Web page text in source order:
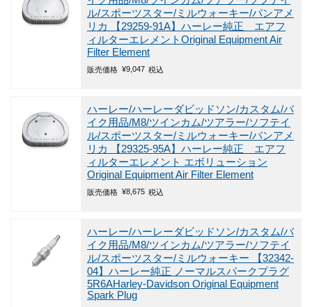
ル/スポーツスター/ミルウォーキー/パンアメ
リカ
【29259-91A】ハーレー純正 エアフ
ィルターエレメントOriginal Equipment Air
Filter Element
販売価格 ¥9,047 税込
ハーレー/ハーレーダビッドソン/カスタム/バ
イク用品/M8/ツインカム/ツアラー/ソフテイ
ル/スポーツスター/ミルウォーキー/パンアメ
リカ
【29325-95A】ハーレー純正 エアフ
ィルターエレメント エボリューション
Original Equipment Air Filter Element
販売価格 ¥8,675 税込
ハーレー/ハーレーダビッドソン/カスタム/バ
イク用品/M8/ツインカム/ツアラー/ソフテイ
ル/スポーツスター/ミルウォーキー
【32342-
04】ハーレー純正 ノーマルスパークプラグ
5R6AHarley-Davidson Original Equipment
Spark Plug